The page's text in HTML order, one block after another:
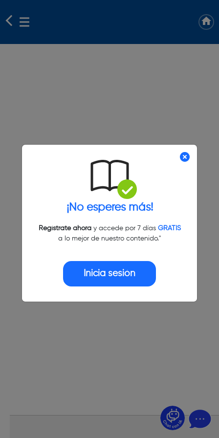
¡No esperes más!
Regístrate ahoray accede por 7 días GRATIS
a lo mejor de nuestro contenido."
Inicia sesión